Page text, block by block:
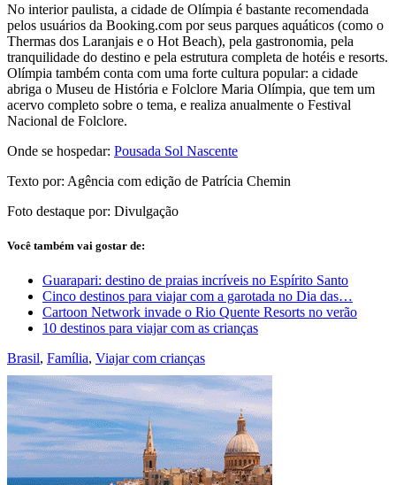
No interior paulista, a cidade de Olímpia é bastante recomendada
pelos usuários da Booking.com por seus parques aquáticos (como o
Thermas dos Laranjais e o Hot Beach), pela gastronomia, pela
tranquilidade do destino e pela estrutura completa de hotéis e resorts.
Olímpia também conta com uma forte cultura popular: a cidade
abriga o Museu de História e Folclore Maria Olímpia, que tem um
acervo completo sobre o tema, e realiza anualmente o Festival
Nacional de Folclore.
Onde se hospedar: Pousada Sol Nascente
Texto por: Agência com edição de Patrícia Chemin
Foto destaque por: Divulgação
Você também vai gostar de:
Guarapari: destino de praias incríveis no Espírito Santo
Cinco destinos para viajar com a garotada no Dia das…
Cartoon Network invade o Rio Quente Resorts no verão
10 destinos para viajar com as crianças
Brasil, Família, Viajar com crianças